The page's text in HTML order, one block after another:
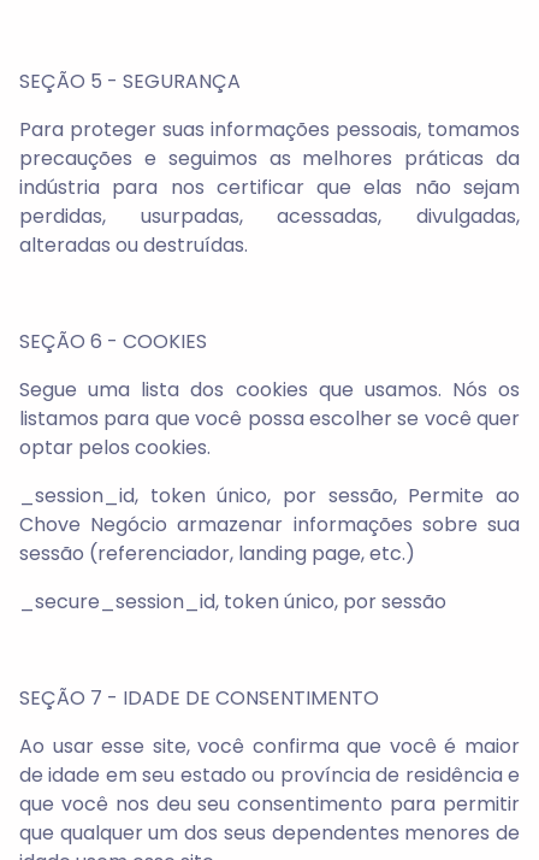
SEÇÃO 5 - SEGURANÇA
Para proteger suas informações pessoais, tomamos
precauções e seguimos as melhores práticas da
indústria para nos certificar que elas não sejam
perdidas, usurpadas, acessadas, divulgadas,
alteradas ou destruídas.
SEÇÃO 6 - COOKIES
Segue uma lista dos cookies que usamos. Nós os
listamos para que você possa escolher se você quer
optar pelos cookies.
_session_id, token único, por sessão, Permite ao
Chove Negócio armazenar informações sobre sua
sessão (referenciador, landing page, etc.)
_secure_session_id, token único, por sessão
SEÇÃO 7 - IDADE DE CONSENTIMENTO
Ao usar esse site, você confirma que você é maior
de idade em seu estado ou província de residência e
que você nos deu seu consentimento para permitir
que qualquer um dos seus dependentes menores de